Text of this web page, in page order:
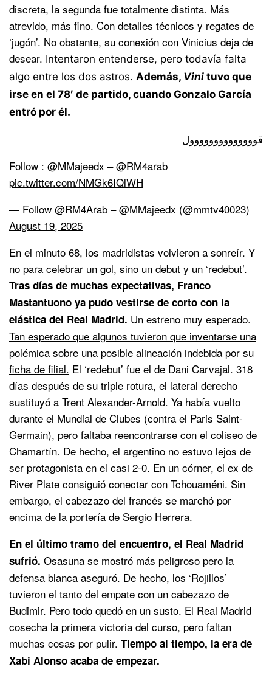
discreta, la segunda fue totalmente distinta. Más
atrevido, más fino. Con detalles técnicos y regates de
‘jugón’. No obstante, su conexión con Vinicius deja de
desear. Intentaron entenderse, pero todavía falta
algo entre los dos astros. Además, Vini tuvo que
irse en el 78′ de partido, cuando Gonzalo García
entró por él.
قوووووووووووووول
Follow : @MMajeedx –@RM4arab
pic.twitter.com/NMGk6IQlWH
— Follow @RM4Arab – @MMajeedx (@mmtv40023)
August 19, 2025
En el minuto 68, los madridistas volvieron a sonreír. Y
no para celebrar un gol, sino un debut y un ‘redebut’.
Tras días de muchas expectativas, Franco
Mastantuono ya pudo vestirse de corto con la
elástica del Real Madrid. Un estreno muy esperado.
Tan esperado que algunos tuvieron que inventarse una
polémica sobre una posible alineación indebida por su
ficha de filial. El ‘redebut’ fue el de Dani Carvajal. 318
días después de su triple rotura, el lateral derecho
sustituyó a Trent Alexander-Arnold. Ya había vuelto
durante el Mundial de Clubes (contra el Paris Saint-
Germain), pero faltaba reencontrarse con el coliseo de
Chamartín. De hecho, el argentino no estuvo lejos de
ser protagonista en el casi 2-0. En un córner, el ex de
River Plate consiguió conectar con Tchouaméni. Sin
embargo, el cabezazo del francés se marchó por
encima de la portería de Sergio Herrera.
En el último tramo del encuentro, el Real Madrid
sufrió. Osasuna se mostró más peligroso pero la
defensa blanca aseguró. De hecho, los ‘Rojillos’
tuvieron el tanto del empate con un cabezazo de
Budimir. Pero todo quedó en un susto. El Real Madrid
cosecha la primera victoria del curso, pero faltan
muchas cosas por pulir. Tiempo al tiempo, la era de
Xabi Alonso acaba de empezar.